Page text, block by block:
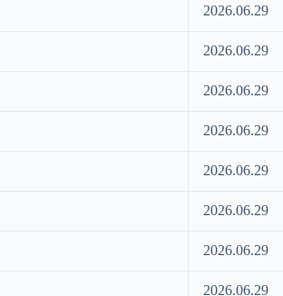
2026.06.29
2026.06.29
2026.06.29
2026.06.29
2026.06.29
2026.06.29
2026.06.29
2026.06.29